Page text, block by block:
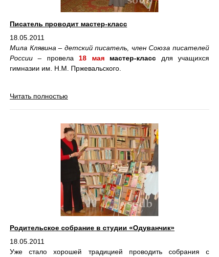
Писатель проводит мастер-класс
18.05.2011
Мила Клявина – детский писатель, член Союза писателей
России – провела 18 мая мастер-класс для учащихся
гимназии им. Н.М. Пржевальского.
Читать полностью
Родительское собрание в студии «Одуванчик»
18.05.2011
Уже стало хорошей традицией проводить собрания с